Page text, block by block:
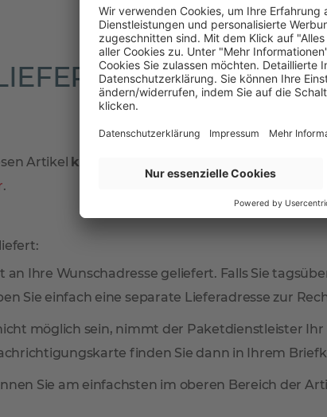
Artikel kostenlos
vor Ort in unseren Filialen
.
an Ihre Wunschadresse geliefert. Falls Sie
Sie einfach eine separate Lieferadresse zur
möglich sein, nimmt der Paketdienstleister
finden Sie dann in Ihrem
Sie am einfachsten im oberen Bereich der